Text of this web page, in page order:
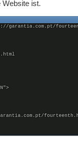
Website ist.